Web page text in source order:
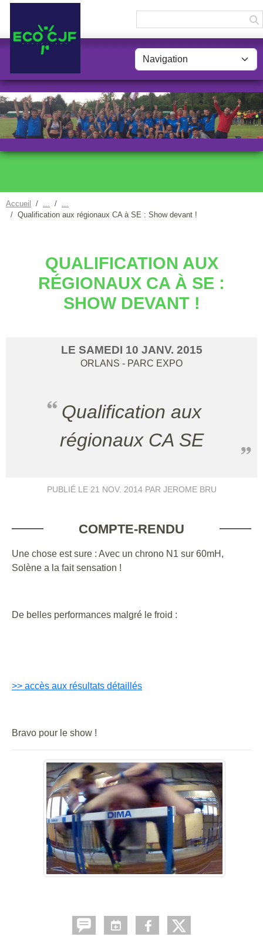
Accueil
Qualification aux régionaux CA à SE : Show devant !
QUALIFICATION AUX
RÉGIONAUX CA À SE :
SHOW DEVANT !
LE SAMEDI 10 JANV. 2015
ORLANS - PARC EXPO
Qualification aux
régionaux CA SE
PUBLIÉ LE 21 NOV. 2014PAR JEROME BRU
COMPTE-RENDU
Une chose est sure : Avec un chrono N1 sur 60mH,
Solène a la fait sensation !
De belles performances malgré le froid :
>> accès aux résultats détaillés
Bravo pour le show !